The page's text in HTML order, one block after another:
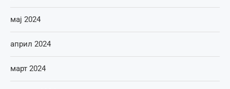
мај 2024
април 2024
март 2024